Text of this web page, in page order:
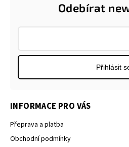
Odebírat
Přihlásit
INFORMACE PRO VÁS
Přeprava a platba
Obchodní podmínky